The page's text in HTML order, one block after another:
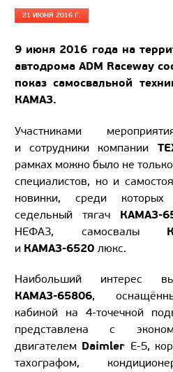
21 ИЮНЯ 2016 Г.
9 июня 2016 года на
автодрома ADM Raceway
показ самосвальной
КАМАЗ.
Участниками
и сотрудники компании
рамках можно было не
специалистов, но и
новинки, среди которых
седельный тягач КАМАЗ-
НЕФАЗ, самосвалы
и КАМАЗ-6520 люкс.
Наибольший интерес
КАМАЗ-65806,
кабиной на 4-точечной
представлена с
двигателем Daimler Е-5,
тахографом,